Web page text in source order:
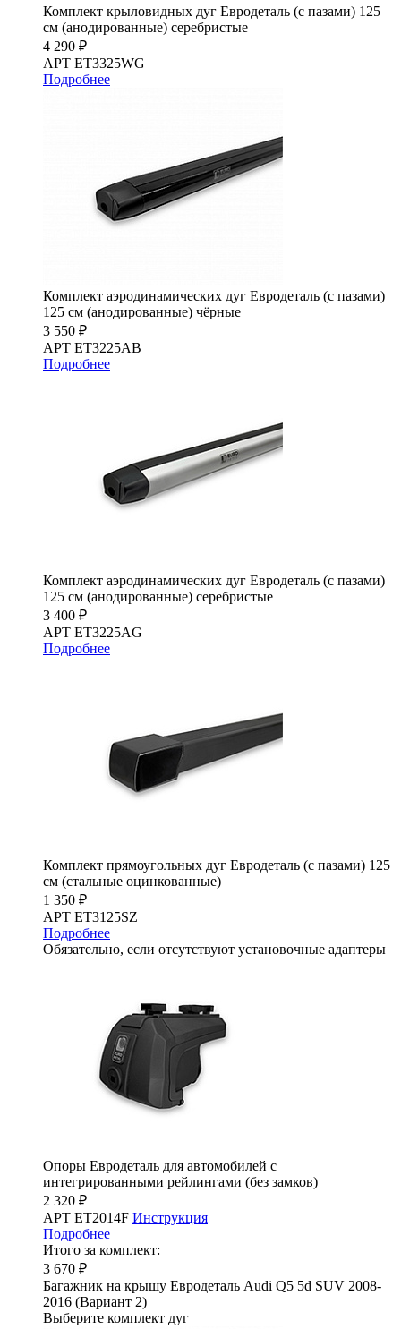
Комплект крыловидных дуг Евродеталь (с пазами) 125
см (анодированные) серебристые
4 290 ₽
АРТ ET3325WG
Подробнее
Комплект аэродинамических дуг Евродеталь (с пазами)
125 см (анодированные) чёрные
3 550 ₽
АРТ ET3225AB
Подробнее
Комплект аэродинамических дуг Евродеталь (с пазами)
125 см (анодированные) серебристые
3 400 ₽
АРТ ET3225AG
Подробнее
Комплект прямоугольных дуг Евродеталь (с пазами) 125
см (стальные оцинкованные)
1 350 ₽
АРТ ET3125SZ
Подробнее
Обязательно, если отсутствуют установочные адаптеры
Опоры Евродеталь для автомобилей с
интегрированными рейлингами (без замков)
2 320 ₽
АРТ ET2014F Инструкция
Подробнее
Итого за комплект:
3 670 ₽
Багажник на крышу Евродеталь Audi Q5 5d SUV 2008-
2016 (Вариант 2)
Выберите комплект дуг